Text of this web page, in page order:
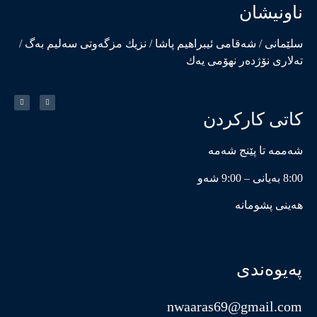
ناونیشان
سلێمانی / شەقامی ئیبراهیم پاشا / نزیك مزگەوتی سەلیم بەگ /
تەلاری نۆژدەر نهۆمی یەك
کاتی کارکردن
شەممە تا پێنج شەمە
8:00 بەیانی – 9:00 شەو
هەینی پشومانە
پەیوەندی
nwaaras69@gmail.com